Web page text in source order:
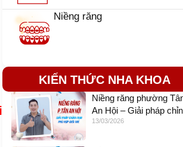
Niềng răng
KIẾN THỨC NHA KHOA
Niềng răng phường
An Hội – Giải pháp
nha phù hợp giới trẻ
13/03/2026